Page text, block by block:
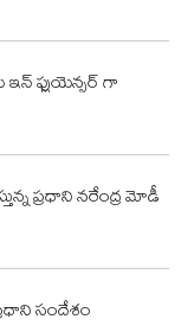
ఫ్లుయెన్సర్ గా
ప్ర‌ధాని న‌రేంద్ర మోడీ
సందేశం